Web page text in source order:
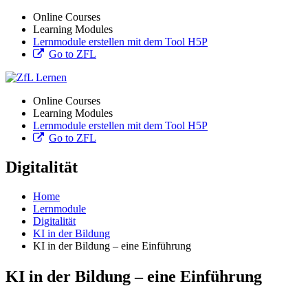
Online Courses
Learning Modules
Lernmodule erstellen mit dem Tool H5P
Go to ZFL
Online Courses
Learning Modules
Lernmodule erstellen mit dem Tool H5P
Go to ZFL
Digitalität
Home
Lernmodule
Digitalität
KI in der Bildung
KI in der Bildung – eine Einführung
KI in der Bildung – eine Einführung